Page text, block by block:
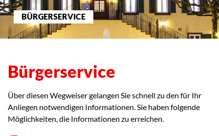
BÜRGERSERVICE
Bürgerservice
Über diesen Wegweiser gelangen Sie schnell zu den für Ihr
Anliegen notwendigen Informationen. Sie haben folgende
Möglichkeiten, die Informationen zu erreichen.